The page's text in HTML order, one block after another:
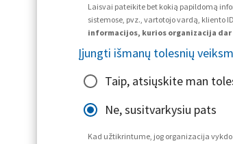
Laisvai pateikite bet kokią papildomą
sistemose, pvz., vartotojo vardą, kliento
informacijos, kurios organizacija
Įjungti išmanų tolesnių
Taip, atsiųskite man
Ne, susitvarkysiu pats
Kad užtikrintume, jog organizacija